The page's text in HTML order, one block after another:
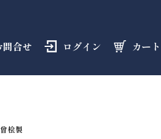
問合せ ログイン カート
桧製